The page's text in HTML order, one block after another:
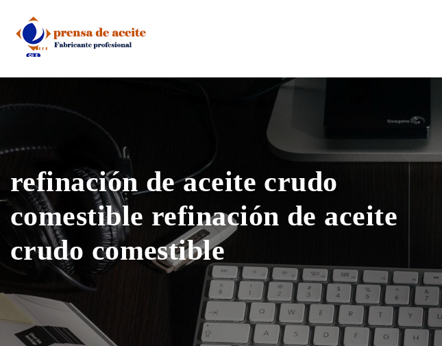
content
refinación de aceite crudo
comestible refinación de aceite
crudo comestible